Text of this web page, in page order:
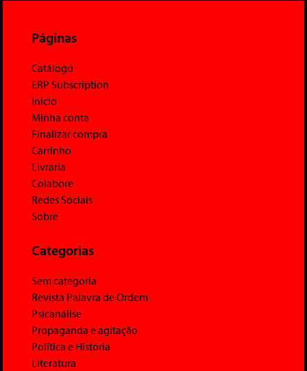
Páginas
Catálogo
ERP Subscription
Início
Minha conta
Finalizar compra
Carrinho
Livraria
Colabore
Redes Sociais
Sobre
Categorias
Sem categoria
Revista Palavra de Ordem
Psicanálise
Propaganda e agitação
Política e História
Literatura